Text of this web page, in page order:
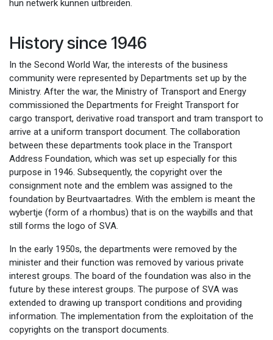
hun netwerk kunnen uitbreiden.
History since 1946
In the Second World War, the interests of the business
community were represented by Departments set up by the
Ministry. After the war, the Ministry of Transport and Energy
commissioned the Departments for Freight Transport for
cargo transport, derivative road transport and tram transport to
arrive at a uniform transport document. The collaboration
between these departments took place in the Transport
Address Foundation, which was set up especially for this
purpose in 1946. Subsequently, the copyright over the
consignment note and the emblem was assigned to the
foundation by Beurtvaartadres. With the emblem is meant the
wybertje (form of a rhombus) that is on the waybills and that
still forms the logo of SVA.
In the early 1950s, the departments were removed by the
minister and their function was removed by various private
interest groups. The board of the foundation was also in the
future by these interest groups. The purpose of SVA was
extended to drawing up transport conditions and providing
information. The implementation from the exploitation of the
copyrights on the transport documents.